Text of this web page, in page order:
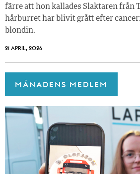
färre att hon kallades Slaktaren från
hårburret har blivit grått efter
blondin.
21 APRIL, 2026
MÅNADENS MEDLEM